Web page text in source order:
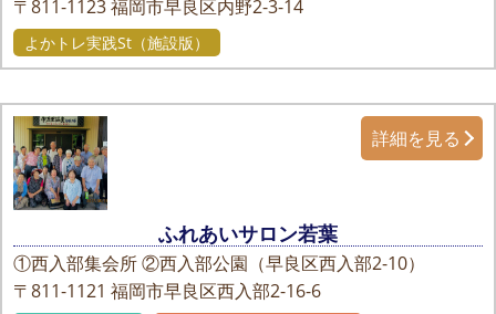
〒811-1123福岡市早良区内野2-3-14
よかトレ実践St（施設版）
ふれあいサロン若葉
①西入部集会所 ②西入部公園（早良区西入部2-10）
〒811-1121 福岡市早良区西入部2-16-6
詳細を見る